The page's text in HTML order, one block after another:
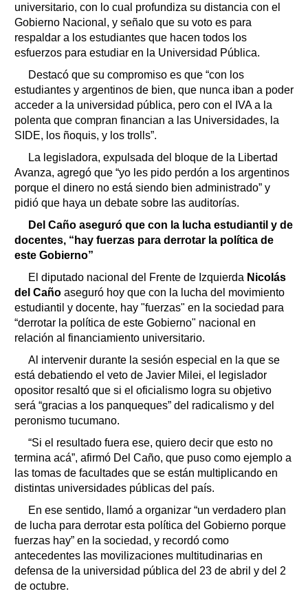
universitario, con lo cual profundiza su distancia con el
Gobierno Nacional, y señalo que su voto es para
respaldar a los estudiantes que hacen todos los
esfuerzos para estudiar en la Universidad Pública.
Destacó que su compromiso es que “con los
estudiantes y argentinos de bien, que nunca iban a poder
acceder a la universidad pública, pero con el IVA a la
polenta que compran financian a las Universidades, la
SIDE, los ñoquis, y los trolls”.
La legisladora, expulsada del bloque de la Libertad
Avanza, agregó que “yo les pido perdón a los argentinos
porque el dinero no está siendo bien administrado” y
pidió que haya un debate sobre las auditorías.
Del Caño aseguró que con la lucha estudiantil y de
docentes, “hay fuerzas para derrotar la política de
este Gobierno”
El diputado nacional del Frente de Izquierda Nicolás
del Caño aseguró hoy que con la lucha del movimiento
estudiantil y docente, hay "fuerzas" en la sociedad para
“derrotar la política de este Gobierno" nacional en
relación al financiamiento universitario.
Al intervenir durante la sesión especial en la que se
está debatiendo el veto de Javier Milei, el legislador
opositor resaltó que si el oficialismo logra su objetivo
será “gracias a los panqueques” del radicalismo y del
peronismo tucumano.
“Si el resultado fuera ese, quiero decir que esto no
termina acá”, afirmó Del Caño, que puso como ejemplo a
las tomas de facultades que se están multiplicando en
distintas universidades públicas del país.
En ese sentido, llamó a organizar “un verdadero plan
de lucha para derrotar esta política del Gobierno porque
fuerzas hay” en la sociedad, y recordó como
antecedentes las movilizaciones multitudinarias en
defensa de la universidad pública del 23 de abril y del 2
de octubre.